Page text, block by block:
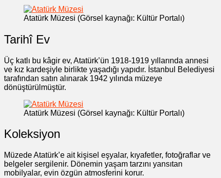
Atatürk Müzesi (Görsel kaynağı: Kültür Portalı)
Tarihî Ev
Üç katlı bu kâgir ev, Atatürk’ün 1918-1919 yıllarında annesi
ve kız kardeşiyle birlikte yaşadığı yapıdır. İstanbul Belediyesi
tarafından satın alınarak 1942 yılında müzeye
dönüştürülmüştür.
Atatürk Müzesi (Görsel kaynağı: Kültür Portalı)
Koleksiyon
Müzede Atatürk’e ait kişisel eşyalar, kıyafetler, fotoğraflar ve
belgeler sergilenir. Dönemin yaşam tarzını yansıtan
mobilyalar, evin özgün atmosferini korur.